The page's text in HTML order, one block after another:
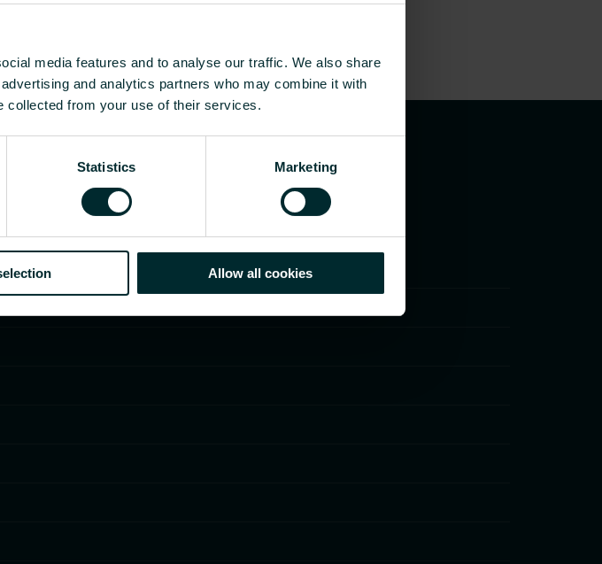
media features and to analyse our traffic. We also share
and analytics partners who may combine it with
collected from your use of their services.
Statistics Marketing
Allow all cookies